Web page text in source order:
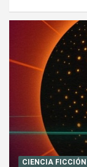
CIENCIA FICCIÓN